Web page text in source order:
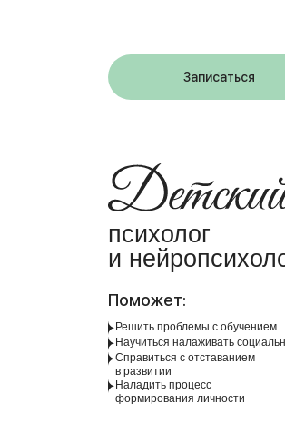
Записаться
психолог
и
Поможет:
Решить проблемы с обучением
Научиться налаживать
Справиться с отставанием
в развитии
Наладить процесс
формирования личности